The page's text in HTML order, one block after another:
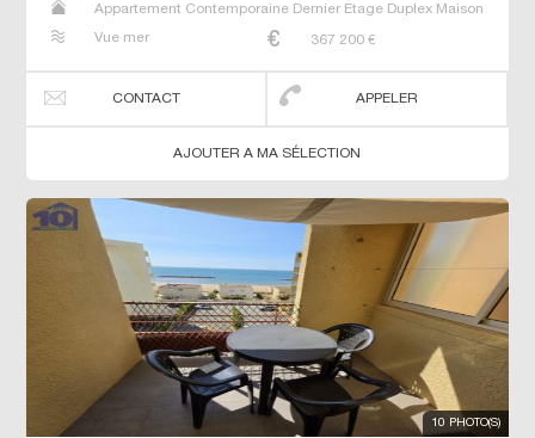
Appartement Contemporaine Dernier Etage Duplex Maison
Vue mer
367 200 €
CONTACT APPELER
AJOUTER A MA SÉLECTION
10 PHOTO(S)